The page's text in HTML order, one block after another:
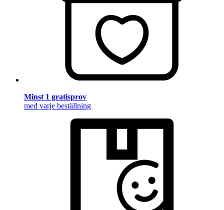
Minst 1 gratisprov
med varje beställning